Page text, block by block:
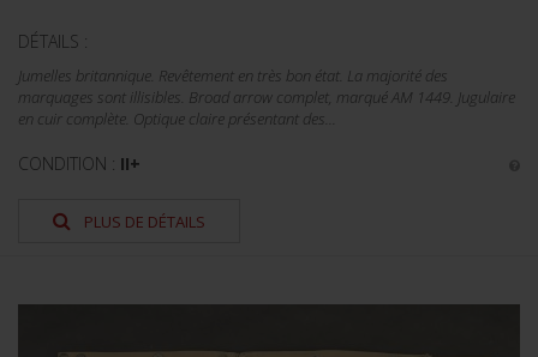
DÉTAILS :
Jumelles britannique. Revêtement en très bon état. La majorité des
marquages sont illisibles. Broad arrow complet, marqué AM 1449. Jugulaire
en cuir complète. Optique claire présentant des...
CONDITION : II+
PLUS DE DÉTAILS